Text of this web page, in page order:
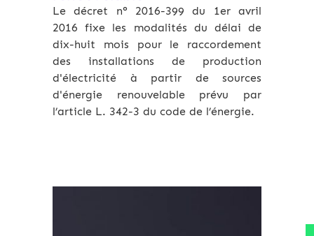
Le décret n° 2016-399 du 1er avril
2016 fixe les modalités du délai de
dix-huit mois pour le raccordement
des installations de production
d'électricité à partir de sources
d'énergie renouvelable prévu par
l’article L. 342-3 du code de l’énergie.